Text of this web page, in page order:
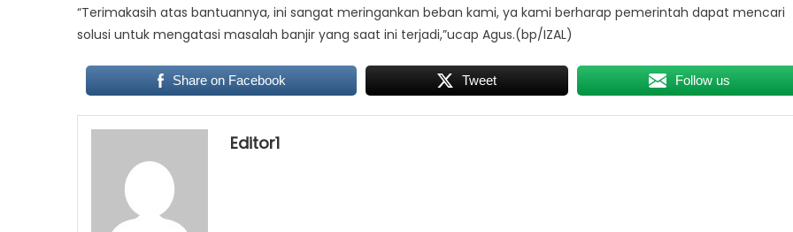
“Terimakasih atas bantuannya, ini sangat meringankan beban kami, ya kami berharap pemerintah dapat mencari
solusi untuk mengatasi masalah banjir yang saat ini terjadi,”ucap Agus.(bp/IZAL)
Share on Facebook Tweet Follow us
Editor1